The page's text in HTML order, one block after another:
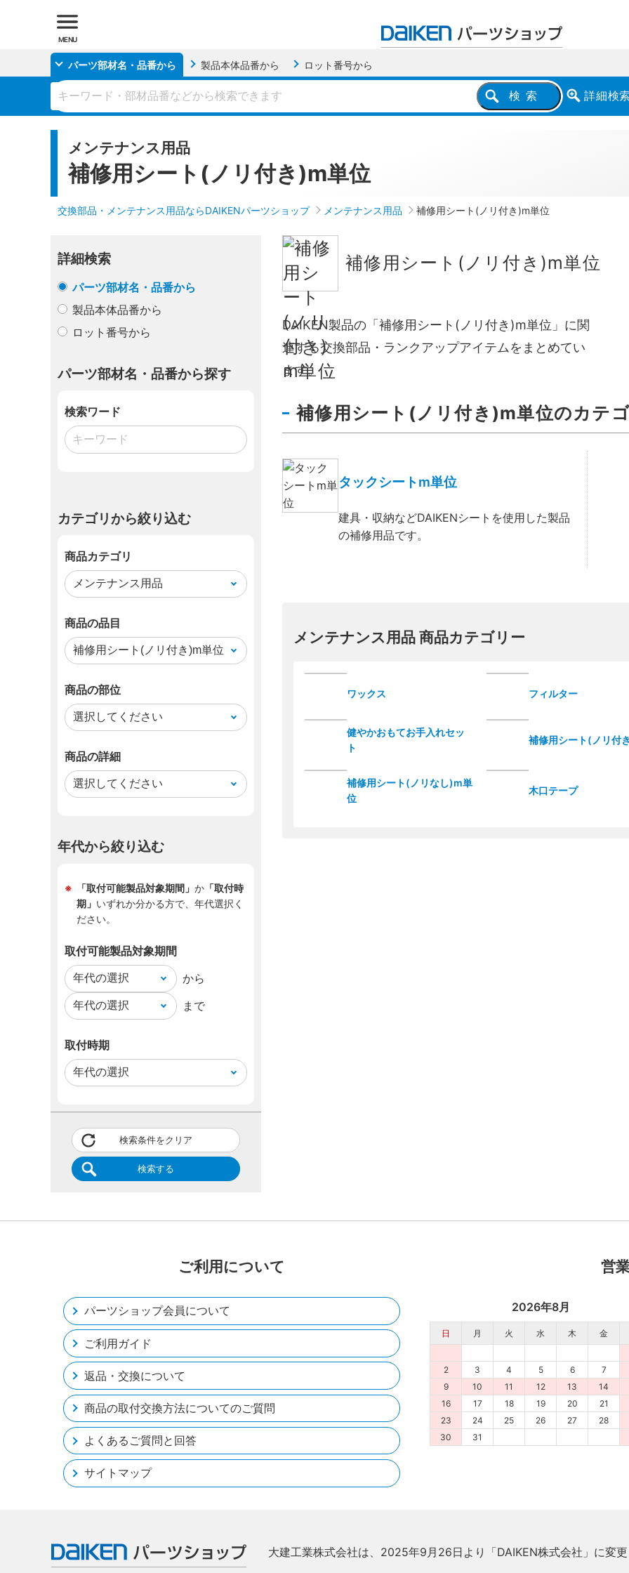
MENU
パーツ部材名・品番から 製品本体品番から ロット番号から
検索 詳細検索
メンテナンス用品
補修用シート(ノリ付き)m単位
交換部品・メンテナンス用品ならDAIKENパーツショップ メンテナンス用品 補修用シート(ノリ付き)m単位
補修用シート(ノリ付き)m単位
DAIKEN製品の「補修用シート(ノリ付き)m単位」に関
連する交換部品・ランクアップアイテムをまとめてい
ます。
補修用シート(ノリ付き)m単位のカテ
タックシートm単位
建具・収納などDAIKENシートを使用した製品
の補修用品です。
メンテナンス用品 商品カテゴリー
ワックス フィルター
健やかおもてお手入れセッ
ト
補修用シート(ノリ付
補修用シート(ノリなし)m単
位
木口テープ
詳細検索
パーツ部材名・品番から
製品本体品番から
ロット番号から
パーツ部材名・品番から探す
検索ワード
カテゴリから絞り込む
商品カテゴリ
商品の品目
商品の部位
商品の詳細
年代から絞り込む
「取付可能製品対象期間」 か「取付時
期」 いずれか分かる方で、年代選択く
ださい。
取付可能製品対象期間
から
まで
取付時期
検索条件をクリア
検索する
ご利用について
パーツショップ会員について
ご利用ガイド
返品・交換について
商品の取付交換方法についてのご質問
よくあるご質問と回答
サイトマップ
営
2026年8月
日 月 火 水 木 金
2
3 4 5 6 7
9
10 11 12 13 14
16
17 18 19 20 21
23
24 25 26 27 28
30
31
大建工業株式会社は、2025年9月26日より「DAIKEN株式会社」に変更